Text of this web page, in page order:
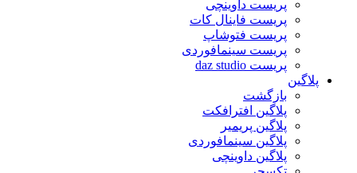
پریست داوینچی
پریست فاینال کات
پریست فتوشاپ
پریست سینمافوردی
پریست daz studio
پلاگین
بازگشت
پلاگین افترافکت
پلاگین پریمیر
پلاگین سینمافوردی
پلاگین داوینچی